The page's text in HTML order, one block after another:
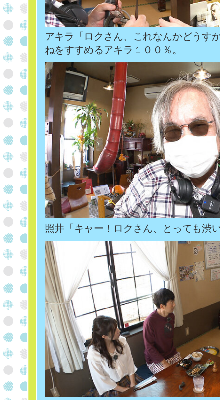
アキラ「ロクさん、これなんかどうす
ねをすすめるアキラ１００％。
照井「キャー！ロクさん、とっても渋